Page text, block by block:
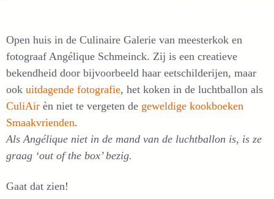
Open huis in de Culinaire Galerie van meesterkok en
fotograaf Angélique Schmeinck. Zij is een creatieve
bekendheid door bijvoorbeeld haar eetschilderijen, maar
ook uitdagende fotografie, het koken in de luchtballon als
CuliAir èn niet te vergeten de geweldige kookboeken
Smaakvrienden.
Als Angélique niet in de mand van de luchtballon is, is ze
graag ‘out of the box’ bezig.
Gaat dat zien!